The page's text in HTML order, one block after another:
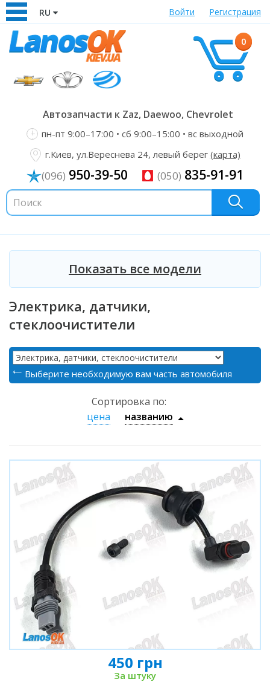
RU Войти Регистрация
0
Автозапчасти к Zaz, Daewoo, Chevrolet
пн-пт 9:00–17:00 • сб 9:00–15:00 • вс выходной
г.Киев, ул.Вереснева 24, левый берег (карта)
(096) 950-39-50 (050) 835-91-91
Показать все модели
Электрика, датчики,
стеклоочистители
Выберите необходимую вам часть автомобиля
Сортировка по:
цена
названию
450 грн
За штуку